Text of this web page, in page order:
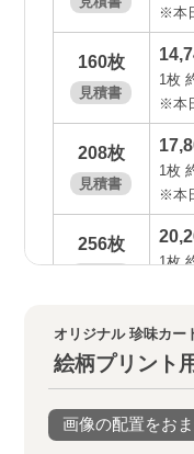
よくあるご質問
お問い合わせ
※本
160枚
見積書
1枚
※本
208枚
見積書
1枚
※本
256枚
1枚
304枚
見積書
1枚
※本
352枚
1枚
オリジナル 珍味カー
絵柄プリント
画像の配置をお